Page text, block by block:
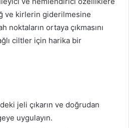
ve kirlerin giderilmesine
noktaların ortaya çıkmasını
ciltler için harika bir
jeli çıkarın ve doğrudan
uygulayın.